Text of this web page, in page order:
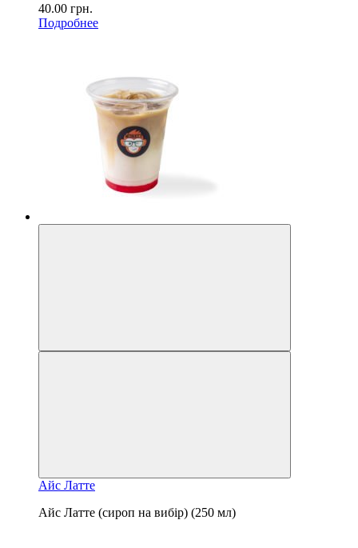
40.00 грн.
Подробнее
Айс Латте
Айс Латте (сироп на вибір) (250 мл)